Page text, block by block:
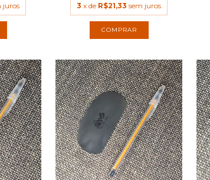
juros 3 x de R$21,33 sem juros